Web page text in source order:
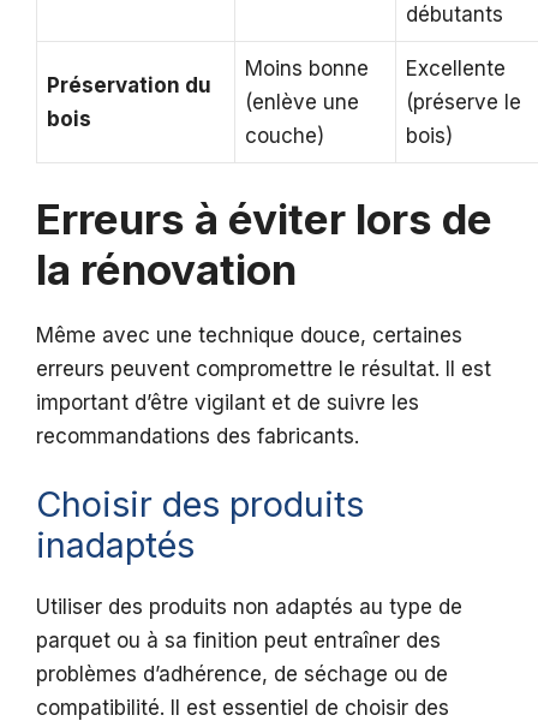
débutants
Préservation du
bois
Moins bonne
(enlève une
couche)
Excellente
(préserve le
bois)
Erreurs à éviter lors de
la rénovation
Même avec une technique douce, certaines
erreurs peuvent compromettre le résultat. Il est
important d’être vigilant et de suivre les
recommandations des fabricants.
Choisir des produits
inadaptés
Utiliser des produits non adaptés au type de
parquet ou à sa finition peut entraîner des
problèmes d’adhérence, de séchage ou de
compatibilité. Il est essentiel de choisir des